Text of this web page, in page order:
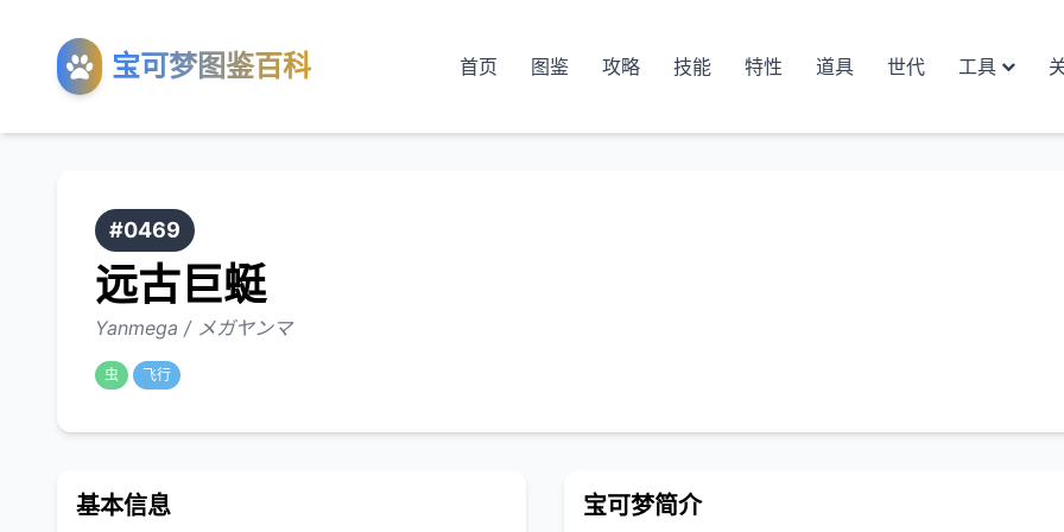
宝可梦图鉴百科 首页 图鉴 攻略 技能 特性 道具 世代 工具
#0469
远古巨蜓
Yanmega / メガヤンマ
虫 飞行
基本信息 宝可梦简介